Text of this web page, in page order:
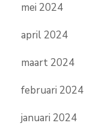
mei 2024
april 2024
maart 2024
februari 2024
januari 2024